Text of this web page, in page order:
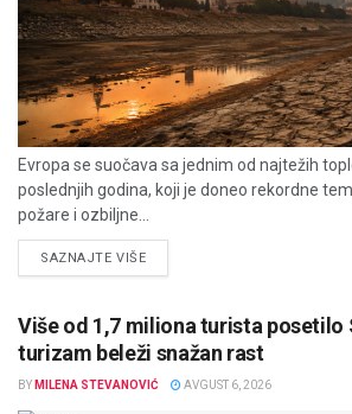
Evropa se suočava sa jednim od najtežih
poslednjih godina, koji je doneo rekordne
požare i ozbiljne...
SAZNAJTE VIŠEDETAILS
Više od 1,7 miliona turista posetilo
turizam beleži snažan rast
BY MILENA STEVANOVIĆ AVGUST 6, 2026